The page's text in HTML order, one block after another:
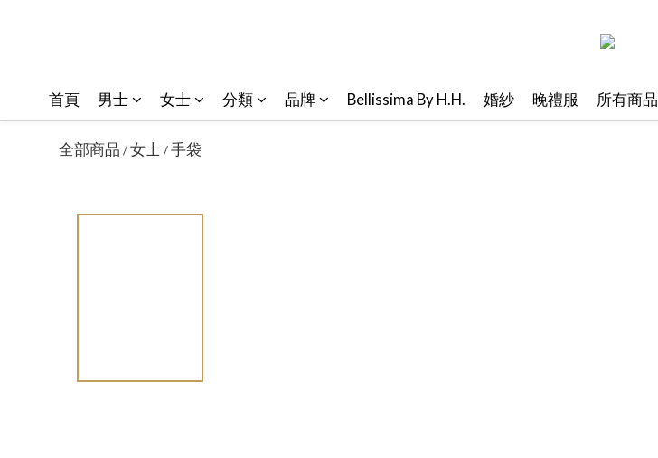
首頁 男士 女士 分類 品牌 Bellissima By H.H. 婚紗 晚禮服 所有商品
全部商品 /女士/手袋